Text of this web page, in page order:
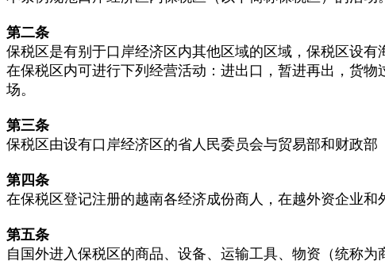
第二条
保税区是有别于口岸经济区内其他区域的区域，保税区设
在保税区内可进行下列经营活动：进出口，暂进再出，货
场。
第三条
保税区由设有口岸经济区的省人民委员会与贸易部和财政部
第四条
在保税区登记注册的越南各经济成份商人，在越外资企业
第五条
自国外进入保税区的商品、设备、运输工具、物资（统称